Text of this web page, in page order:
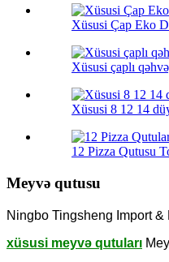
Xüsusi Çap Eko
Xüsusi çaplı
Xüsusi 8 12 14
12 Pizza Qutusu
Meyvə qutusu
Ningbo Tingsheng Import &
xüsusi meyvə qutuları